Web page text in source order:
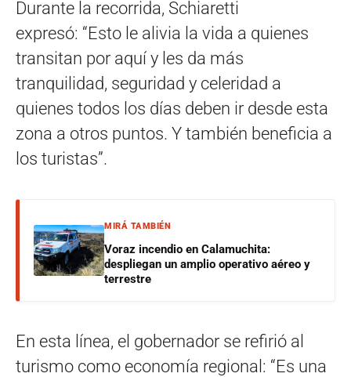
Durante la recorrida, Schiaretti
expresó: “Esto le alivia la vida a quienes
transitan por aquí y les da más
tranquilidad, seguridad y celeridad a
quienes todos los días deben ir desde esta
zona a otros puntos. Y también beneficia a
los turistas”.
MIRÁ TAMBIÉN
Voraz incendio en Calamuchita:
despliegan un amplio operativo aéreo y
terrestre
En esta línea, el gobernador se refirió al
turismo como economía regional: “Es una